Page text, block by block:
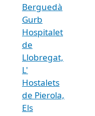
Berguedà
Gurb
Hospitalet
de
Llobregat,
L'
Hostalets
de Pierola,
Els